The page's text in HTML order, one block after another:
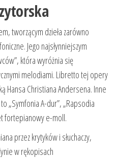
tworzącym dzieła zarówno
Jego najsłynniejszym
która wyróżnia się
melodiami. Libretto tej opery
Hansa Christiana Andersena. Inne
„Symfonia A-dur”, „Rapsodia
fortepianowy e-moll.
przez krytyków i słuchaczy,
w rękopisach